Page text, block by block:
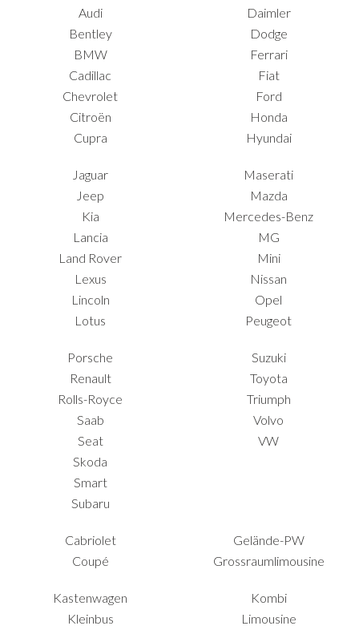
Audi
Bentley
BMW
Cadillac
Chevrolet
Citroën
Cupra
Daimler
Dodge
Ferrari
Fiat
Ford
Honda
Hyundai
Jaguar
Jeep
Kia
Lancia
Land Rover
Lexus
Lincoln
Lotus
Maserati
Mazda
Mercedes-Benz
MG
Mini
Nissan
Opel
Peugeot
Porsche
Renault
Rolls-Royce
Saab
Seat
Skoda
Smart
Subaru
Suzuki
Toyota
Triumph
Volvo
VW
Cabriolet
Coupé
Gelände-PW
Grossraumlimousine
Kastenwagen
Kleinbus
Kombi
Limousine